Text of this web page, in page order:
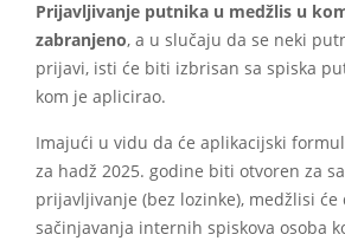
Prijavljivanje putnika u medžlis u
zabranjeno, a u slučaju da se neki
prijavi, isti će biti izbrisan sa spiska
kom je aplicirao.
Imajući u vidu da će aplikacijski
za hadž 2025. godine biti otvoren za
prijavljivanje (bez lozinke), medžlisi
sačinjavanja internih spiskova osoba